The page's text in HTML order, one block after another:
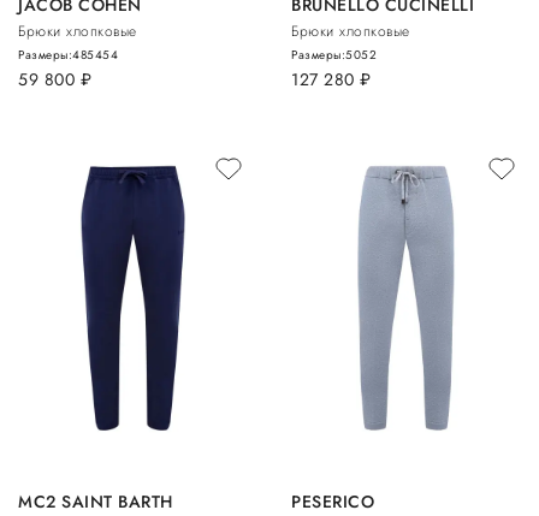
JACOB COHEN
Брюки хлопковые
59 800 руб.
Размеры:485454
BRUNELLO CUCINELLI
Брюки хлопковые
127 280 руб.
Размеры:5052
MC2 SAINT BARTH PESERICO